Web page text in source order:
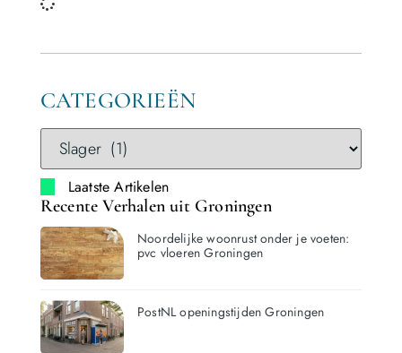
CATEGORIEËN
Laatste Artikelen
Recente Verhalen uit Groningen
Noordelijke woonrust onder je voeten:
pvc vloeren Groningen
PostNL openingstijden Groningen